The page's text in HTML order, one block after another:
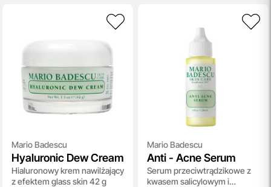
odkrywanie nowych produktów i doświadczanie
pielęgnacji w najlepszym wydaniu — świadomie, z troską o
Ciebie i Twoją skórę.
Darmowa Dostawa i Zwrot
Naszym celem jest zapewnienie błyskawicznej i
efektywnej realizacji zamówień w naszym sklepie. Dzięki
nowoczesnemu magazynowi oraz zaawansowanym
wysyłane i dostarczane w ciągu zaledwie24 godzin
momentu złożenia.
przeczytaj więcej
Mario Badescu
Hyaluronic Dew Cream
Hialuronowy krem nawilżający
z efektem glass skin 42 g
Mario Badescu
Anti - Acne Serum
Serum przeciwtrądzikowe z
kwasem salicylowym i